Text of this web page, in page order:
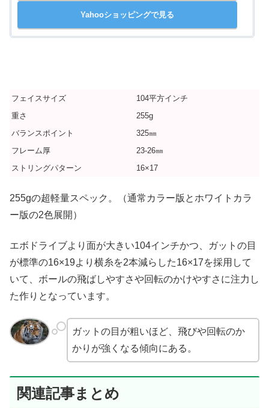
Yahooショッピングで見る
フェイスサイズ
104平方インチ
重さ
255g
バランスポイント
325㎜
フレーム厚
23-26㎜
ストリングパターン
16×17
255gの超軽量スペック。（通常カラー版とホワイトカラ
ー版の2色展開）
エボドライブより面が大きい104インチかつ、ガットの目
が標準の16×19より横糸を2本減らした16×17を採用して
いて、ボールの飛ばしやすさや回転のかけやすさに注力し
た作りとなっています。
ガットの目が粗いほど、飛びや回転のか
かりが強くなる傾向にある。
関連記事まとめ